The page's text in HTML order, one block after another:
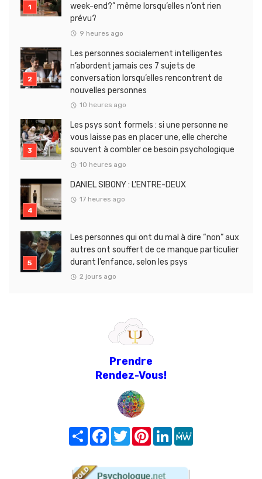
week-end?” même lorsqu’elles n’ont rien
prévu?
9 heures ago
Les personnes socialement intelligentes
n’abordent jamais ces 7 sujets de
conversation lorsqu’elles rencontrent de
nouvelles personnes
10 heures ago
Les psys sont formels : si une personne ne
vous laisse pas en placer une, elle cherche
souvent à combler ce besoin psychologique
10 heures ago
DANIEL SIBONY : L’ENTRE-DEUX
17 heures ago
Les personnes qui ont du mal à dire “non” aux
autres ont souffert de ce manque particulier
durant l’enfance, selon les psys
2 jours ago
Prendre
Rendez-Vous!
Share FacebookTwitterPinterest
LinkedIn